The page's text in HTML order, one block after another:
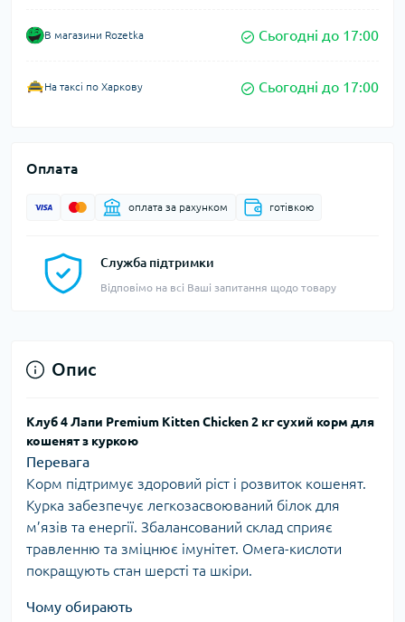
В магазини Rozetka Сьогодні до 17:00
На таксі по Харкову Сьогодні до 17:00
Оплата
оплата за рахунком готівкою
Служба підтримки
Відповімо на всі Ваші запитання щодо товару
Опис
Клуб 4 Лапи Premium Kitten Chicken 2 кг сухий корм для
кошенят з куркою
Перевага
Корм підтримує здоровий ріст і розвиток кошенят.
Курка забезпечує легкозасвоюваний білок для
м’язів та енергії. Збалансований склад сприяє
травленню та зміцнює імунітет. Омега-кислоти
покращують стан шерсті та шкіри.
Чому обирають